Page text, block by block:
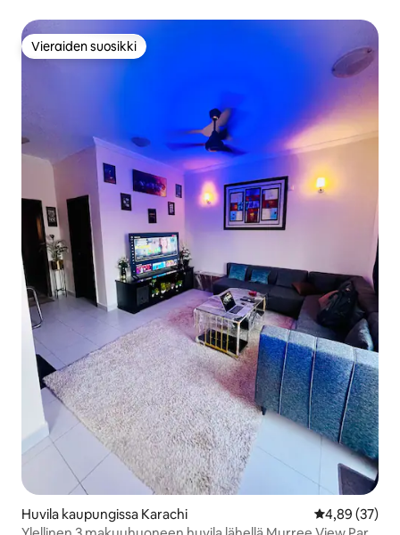
Vieraiden suosikki
Vieraiden suosikki
Huvila kaupungissa Karachi
4,89 (37)